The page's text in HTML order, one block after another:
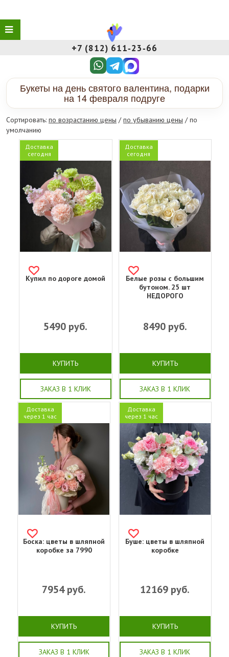
+7 (812) 611‑23‑66
Букеты на день святого валентина, подарки
на 14 февраля подруге
Сортировать: по возрастанию цены /по убыванию цены / по
умолчанию
Доставка
сегодня
Купил по дороге домой
5490 руб.
КУПИТЬ
ЗАКАЗ В 1 КЛИК
Доставка
сегодня
Белые розы с большим
бутоном. 25 шт
НЕДОРОГО
8490руб.
КУПИТЬ
ЗАКАЗ В 1 КЛИК
Доставка
через 1 час
Боска: цветы в шляпной
коробке за 7990
7954руб.
КУПИТЬ
ЗАКАЗ В 1 КЛИК
Доставка
через 1 час
Буше: цветы в шляпной
коробке
12169 руб.
КУПИТЬ
ЗАКАЗ В 1 КЛИК